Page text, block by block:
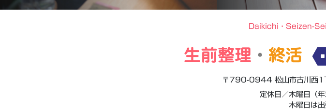
Daikichi・Seizen-
生前整理 ・ 終活
〒790-0944 松山市古川西1
定休日／木曜日（年
木曜日は